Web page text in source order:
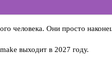
человека. Они просто
выходит в 2027 году.